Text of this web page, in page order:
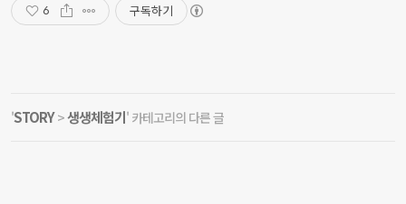
6 구독하기
'STORY>생생체험기' 카테고리의 다른 글